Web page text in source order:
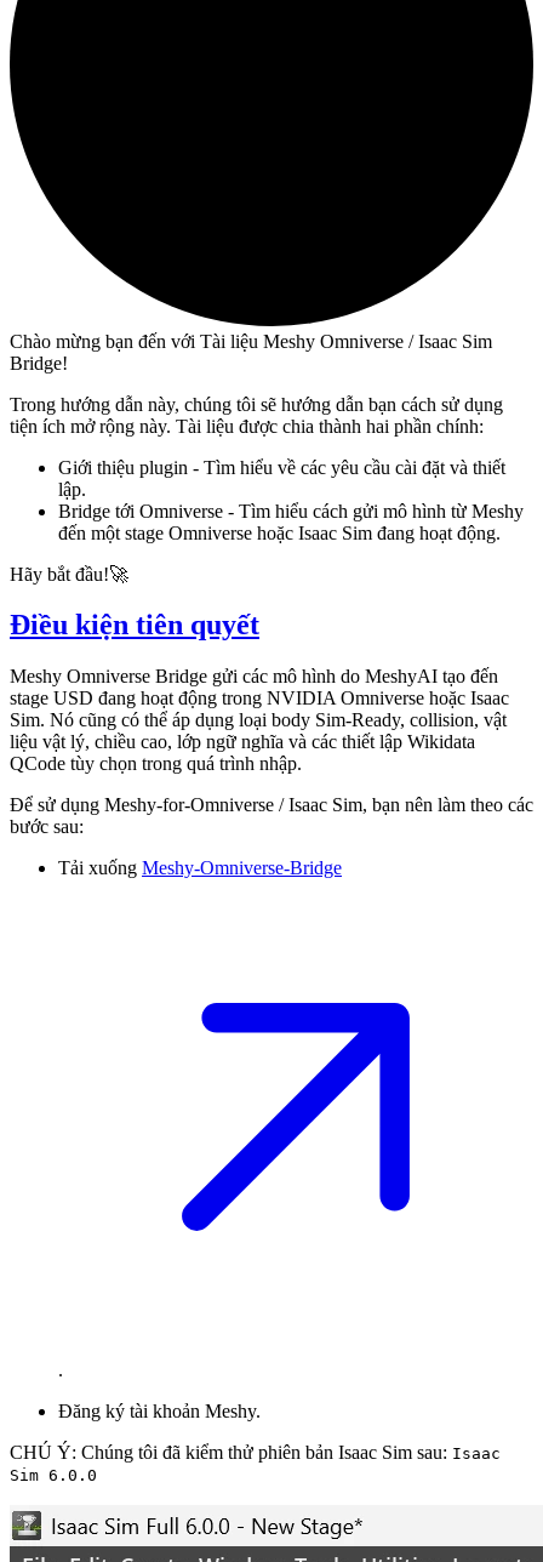
Chào mừng bạn đến với Tài liệu Meshy Omniverse / Isaac Sim
Bridge!
Trong hướng dẫn này, chúng tôi sẽ hướng dẫn bạn cách sử dụng
tiện ích mở rộng này. Tài liệu được chia thành hai phần chính:
Giới thiệu plugin - Tìm hiểu về các yêu cầu cài đặt và thiết
lập.
Bridge tới Omniverse - Tìm hiểu cách gửi mô hình từ Meshy
đến một stage Omniverse hoặc Isaac Sim đang hoạt động.
Hãy bắt đầu!🚀
Điều kiện tiên quyết
Meshy Omniverse Bridge gửi các mô hình do MeshyAI tạo đến
stage USD đang hoạt động trong NVIDIA Omniverse hoặc Isaac
Sim. Nó cũng có thể áp dụng loại body Sim-Ready, collision, vật
liệu vật lý, chiều cao, lớp ngữ nghĩa và các thiết lập Wikidata
QCode tùy chọn trong quá trình nhập.
Để sử dụng Meshy-for-Omniverse / Isaac Sim, bạn nên làm theo các
bước sau:
Tải xuống Meshy-Omniverse-Bridge
.
Đăng ký tài khoản Meshy.
CHÚ Ý: Chúng tôi đã kiểm thử phiên bản Isaac Sim sau: Isaac
Sim 6.0.0